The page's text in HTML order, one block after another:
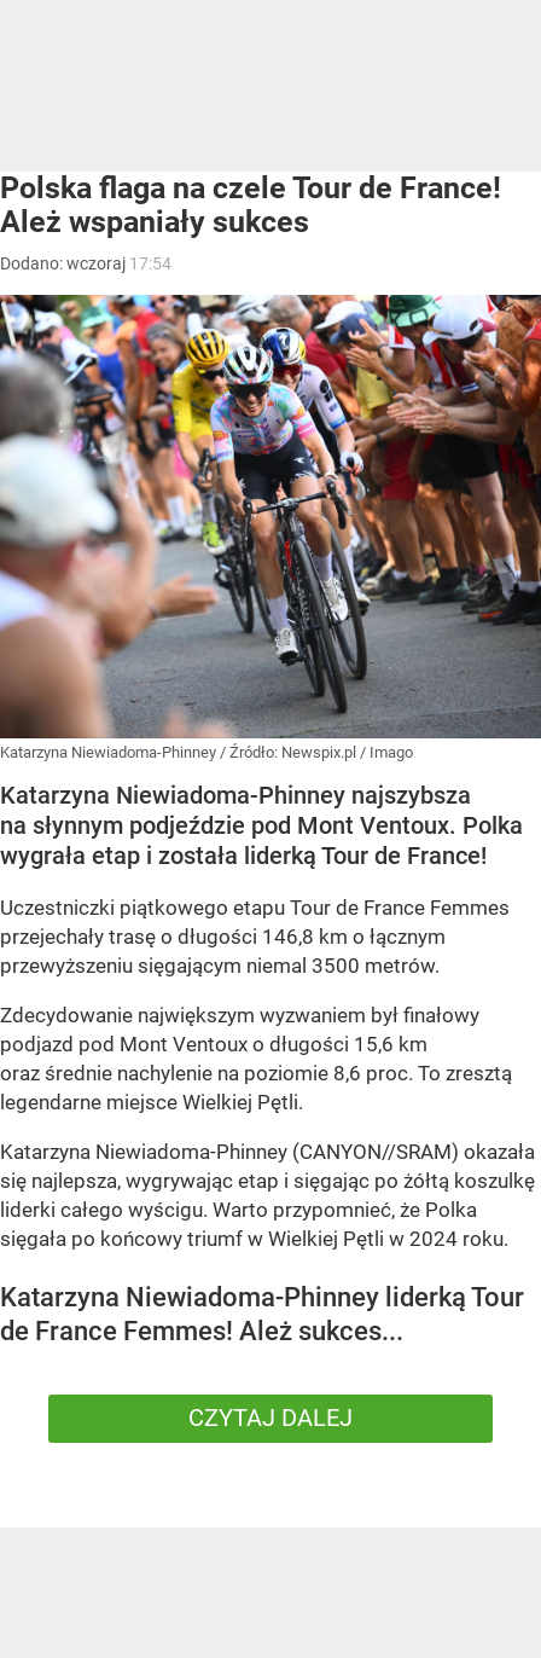
Polska flaga na czele Tour de France!
Ależ wspaniały sukces
Dodano:wczoraj 17:54
Katarzyna Niewiadoma-Phinney / Źródło: Newspix.pl / Imago
Katarzyna Niewiadoma-Phinney najszybsza
na słynnym podjeździe pod Mont Ventoux. Polka
wygrała etap i została liderką Tour de France!
Uczestniczki piątkowego etapu Tour de France Femmes
przejechały trasę o długości 146,8 km o łącznym
przewyższeniu sięgającym niemal 3500 metrów.
Zdecydowanie największym wyzwaniem był finałowy
podjazd pod Mont Ventoux o długości 15,6 km
oraz średnie nachylenie na poziomie 8,6 proc. To zresztą
legendarne miejsce Wielkiej Pętli.
Katarzyna Niewiadoma-Phinney (CANYON//SRAM) okazała
się najlepsza, wygrywając etap i sięgając po żółtą koszulkę
liderki całego wyścigu. Warto przypomnieć, że Polka
sięgała po końcowy triumf w Wielkiej Pętli w 2024 roku.
Katarzyna Niewiadoma-Phinney liderką Tour
de France Femmes! Ależ sukces...
CZYTAJ DALEJ